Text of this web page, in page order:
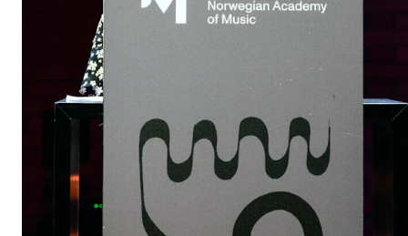
Prosjekter
Publikasjoner
INTERNASJONALT
Utveksling
Internasjonal strategi